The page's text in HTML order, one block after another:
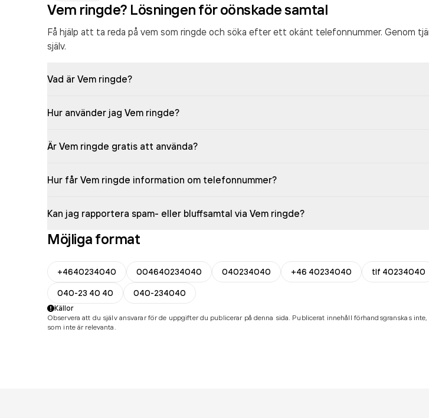
Vem ringde? Lösningen för oönskade samtal
Få hjälp att ta reda på vem som ringde och söka efter ett okänt telefonnummer. Genom
själv.
Vad är Vem ringde?
Hur använder jag Vem ringde?
Är Vem ringde gratis att använda?
Hur får Vem ringde information om telefonnummer?
Kan jag rapportera spam- eller bluffsamtal via Vem ringde?
Möjliga format
+4640234040 004640234040 040234040 +46 40234040 tlf 40234040
040-23 40 40
040-234040
Källor
Observera att du själv ansvarar för de uppgifter du publicerar på denna sida. Publicerat innehåll förhandsgranskas
som inte är relevanta.